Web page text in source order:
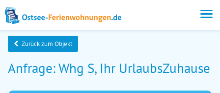
Zurück zum Objekt
Anfrage: Whg S, Ihr UrlaubsZuhause